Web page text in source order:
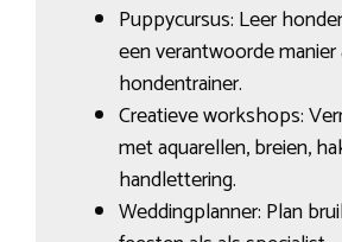
Puppycursus: Leer
een verantwoorde manier
hondentrainer.
Creatieve workshops:
met aquarellen, breien,
handlettering.
Weddingplanner: Plan